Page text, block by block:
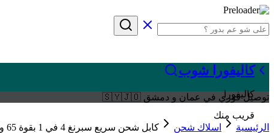
كاليفورا شوب
كاليفورا
قريب منك
توصيل فوري في عمان و دمشق 🇸🇾🇯🇴
الرئيسية اسلاك شحن كابل شحن سريع سبرنغ 4 في 1 بقوة 65 واط زهري